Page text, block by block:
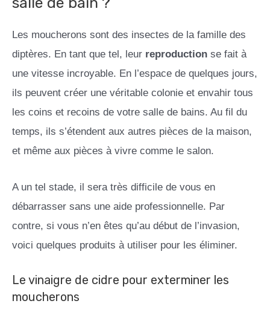
Les moucherons sont des insectes de la famille des
diptères. En tant que tel, leur reproduction se fait à
une vitesse incroyable. En l’espace de quelques jours,
ils peuvent créer une véritable colonie et envahir tous
les coins et recoins de votre salle de bains. Au fil du
temps, ils s’étendent aux autres pièces de la maison,
et même aux pièces à vivre comme le salon.
A un tel stade, il sera très difficile de vous en
débarrasser sans une aide professionnelle. Par
contre, si vous n’en êtes qu’au début de l’invasion,
voici quelques produits à utiliser pour les éliminer.
Le vinaigre de cidre pour exterminer les
moucherons